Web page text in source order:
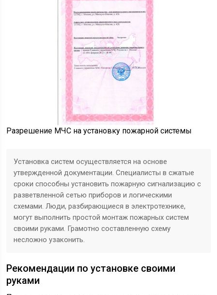
Разрешение МЧС на установку пожарной системы
Установка систем осуществляется на основе
утвержденной документации. Специалисты в сжатые
сроки способны установить пожарную сигнализацию с
разветвленной сетью приборов и логическими
схемами. Люди, разбирающиеся в электротехнике,
могут выполнить простой монтаж пожарных систем
своими руками. Грамотно составленную схему
несложно узаконить.
Рекомендации по установке своими
руками